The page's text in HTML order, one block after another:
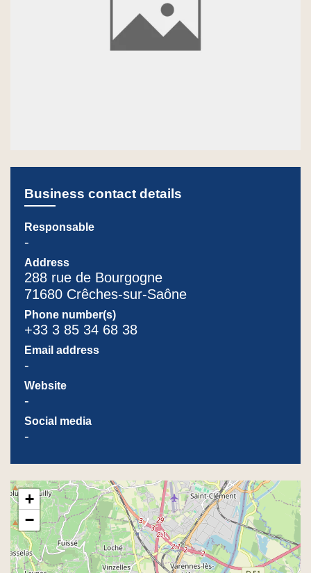
Business contact details
Responsable
-
Address
288 rue de Bourgogne
71680 Crêches-sur-Saône
Phone number(s)
+33 3 85 34 68 38
Email address
-
Website
-
Social media
-
+
−